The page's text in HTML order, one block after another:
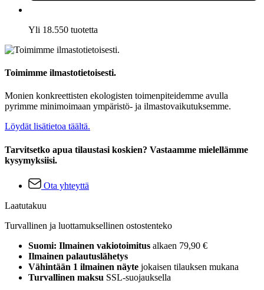
Yli 18.550 tuotetta
Toimimme ilmastotietoisesti.
Monien konkreettisten ekologisten toimenpiteidemme avulla
pyrimme minimoimaan ympäristö- ja ilmastovaikutuksemme.
Löydät lisätietoa täältä.
Tarvitsetko apua tilaustasi koskien? Vastaamme mielellämme
kysymyksiisi.
Ota yhteyttä
Laatutakuu
Turvallinen ja luottamuksellinen ostostenteko
Suomi: Ilmainen vakiotoimitus alkaen 79,90 €
Ilmainen palautuslähetys
Vähintään 1 ilmainen näyte jokaisen tilauksen mukana
Turvallinen maksu SSL-suojauksella